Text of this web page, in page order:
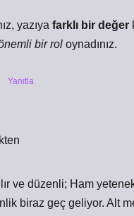
yazıya farklı bir değer
bir rol oynadınız.
Yanıtla
ve düzenli; Ham
biraz geç geliyor. Alt